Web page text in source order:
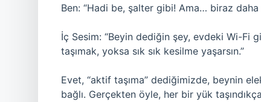
Ben: “Hadi be, şalter gibi! Ama… biraz
İç Sesim: “Beyin dediğin şey, evdeki Wi-Fi
taşımak, yoksa sık sık kesilme yaşarsın.”
Evet, “aktif taşıma” dediğimizde, beynin
bağlı. Gerçekten öyle, her bir yük